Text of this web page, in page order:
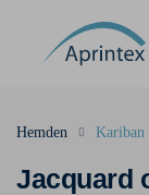
Jacquard
Hemden Kariban